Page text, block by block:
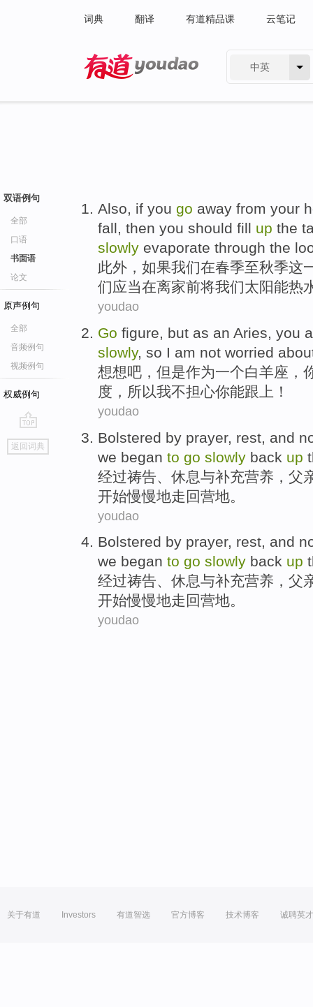
词典 翻译 有道精品课 云笔记
中英
双语例句
全部
口语
书面语
论文
原声例句
全部
音频例句
视频例句
权威例句
go
top
返回词典
Also, if you go away from your
fall, then you should fill up the
slowly evaporate through the
此外 ， 如果我们在春季至秋季这
们应当在离家前将我们太阳能热
youdao
Go figure, but as an Aries, you
slowly, so I am not worried
想想吧， 但是作为一个白羊座 ，
度， 所以我不担心你能跟上 ！
youdao
Bolstered by prayer, rest and
we began to go slowly back up
经过祷告 休息与补充营养 ， 父
开始慢慢地走 回营地。
youdao
Bolstered by prayer, rest, and
we began to go slowly back up
经过祷告、 休息与补充营养 ， 父
开始慢慢地走 回营地。
youdao
关于有道 Investors 有道智选 官方博客 技术博客 诚聘英才